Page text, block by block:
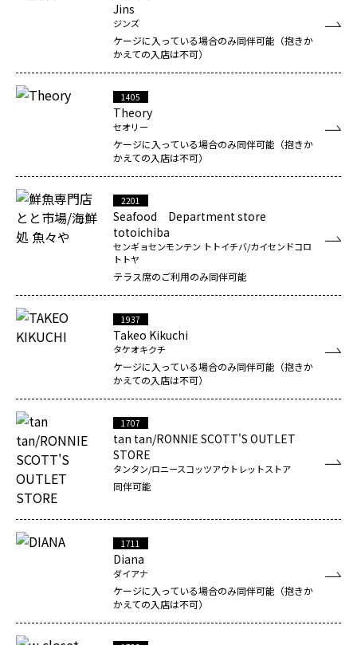
Jins
ジンズ
ケージに入っている場合のみ同伴可能（抱きか
かえての入店は不可）
1405
Theory
セオリー
ケージに入っている場合のみ同伴可能（抱きか
かえての入店は不可）
2201
Seafood Department store
totoichiba
センギョセンモンテン トトイチバ/カイセンドコロ
トトヤ
テラス席のご利用のみ同伴可能
1937
Takeo Kikuchi
タケオキクチ
ケージに入っている場合のみ同伴可能（抱きか
かえての入店は不可）
1707
tan tan/RONNIE SCOTT'S OUTLET
STORE
タンタン/ロニースコッツアウトレットストア
同伴可能
1711
Diana
ダイアナ
ケージに入っている場合のみ同伴可能（抱きか
かえての入店は不可）